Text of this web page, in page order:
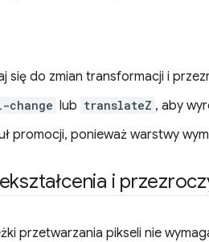
się do zmian transformacji i
lub translateZ , aby
promocji, ponieważ warstwy
i
przetwarzania pikseli nie